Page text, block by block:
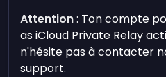
Attention: Ton compte
as iCloud Private Relay
n'hésite pas à contacter
support.